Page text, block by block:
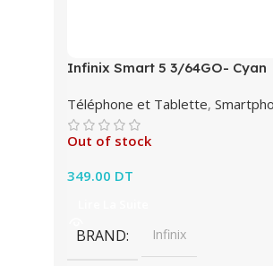
Infinix Smart 5 3/64GO- Cyan
Téléphone et Tablette,
Out of stock
349.00 DT
BRAND Infinix